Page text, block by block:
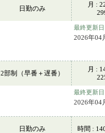
日勤のみ
月 :
最終更新日
2026年04
2部制（早番＋遅番）
月 :
最終更新日
2026年04
日勤のみ 時間 :